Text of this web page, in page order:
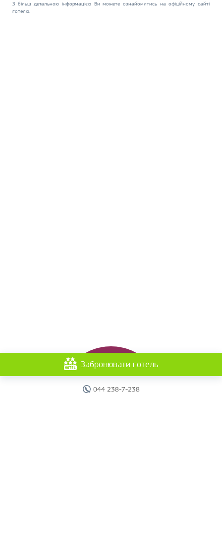
З більш детальною інформацією Ви можете ознайомитись на офіційному сайті
готелю.
044 238-7-238
Забронювати готель